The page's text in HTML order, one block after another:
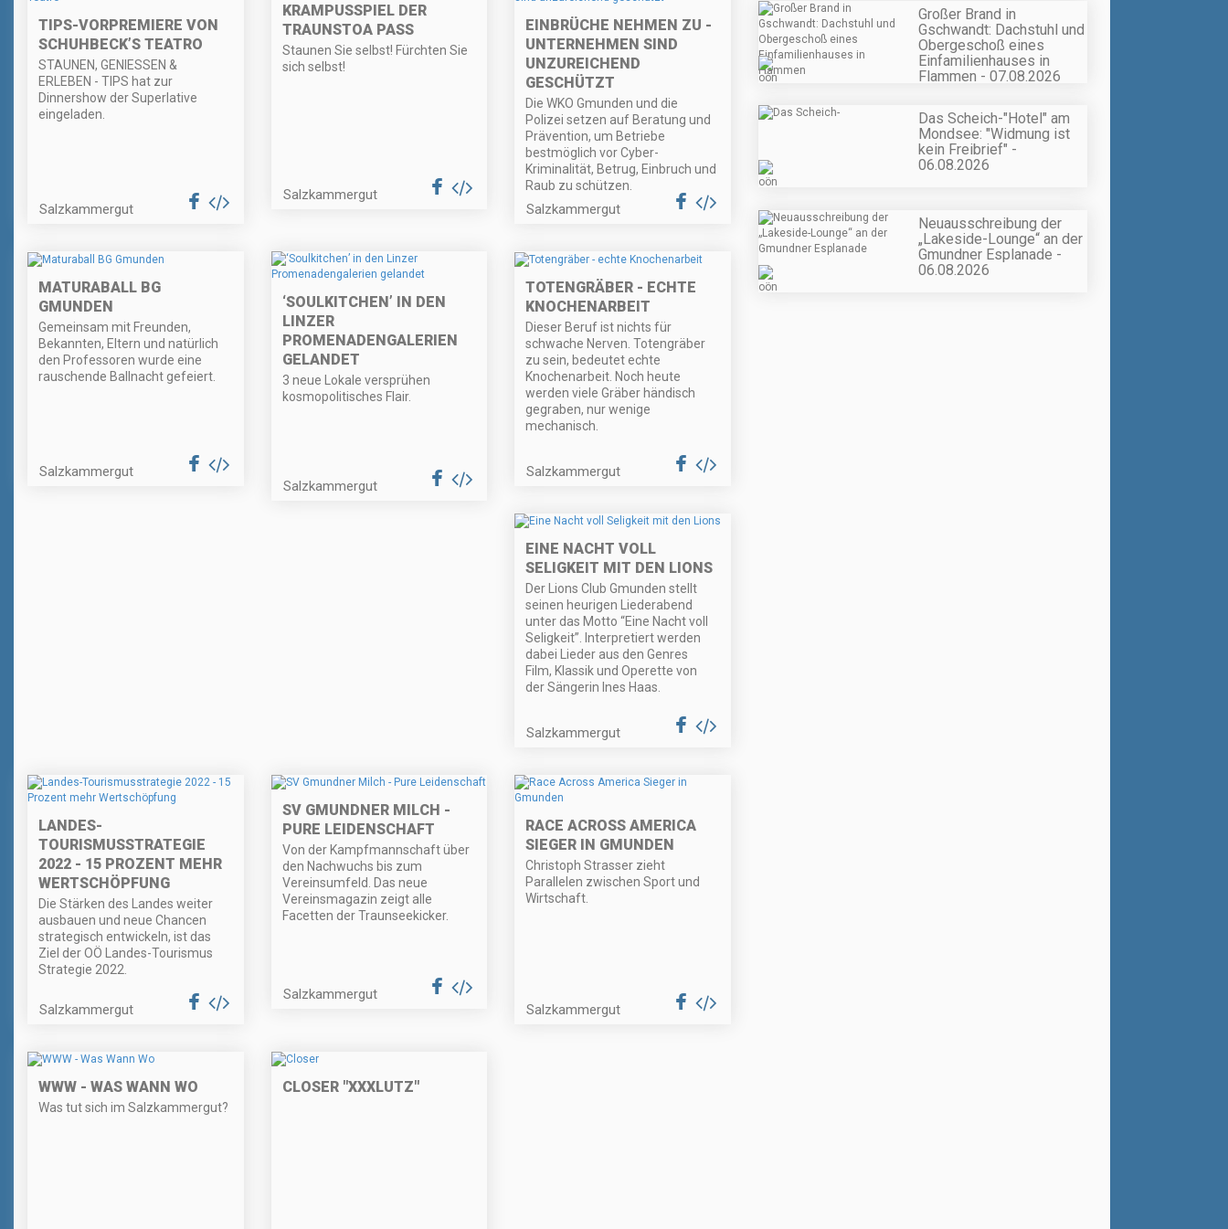
TIPS-VORPREMIERE VON
SCHUHBECK’S TEATRO
STAUNEN, GENIESSEN &
ERLEBEN - TIPS hat zur
Dinnershow der Superlative
eingeladen.
Salzkammergut
KRAMPUSSPIEL DER
TRAUNSTOA PASS
Staunen Sie selbst! Fürchten Sie
sich selbst!
Salzkammergut
EINBRÜCHE NEHMEN ZU -
UNTERNEHMEN SIND
UNZUREICHEND
GESCHÜTZT
Die WKO Gmunden und die
Polizei setzen auf Beratung und
Prävention, um Betriebe
bestmöglich vor Cyber-
Kriminalität, Betrug, Einbruch und
Raub zu schützen.
Salzkammergut
MATURABALL BG
GMUNDEN
Gemeinsam mit Freunden,
Bekannten, Eltern und natürlich
den Professoren wurde eine
rauschende Ballnacht gefeiert.
Salzkammergut
‘SOULKITCHEN’ IN DEN
LINZER
PROMENADENGALERIEN
GELANDET
3 neue Lokale versprühen
kosmopolitisches Flair.
Salzkammergut
TOTENGRÄBER - ECHTE
KNOCHENARBEIT
Dieser Beruf ist nichts für
schwache Nerven. Totengräber
zu sein, bedeutet echte
Knochenarbeit. Noch heute
werden viele Gräber händisch
gegraben, nur wenige
mechanisch.
Salzkammergut
EINE NACHT VOLL
SELIGKEIT MIT DEN LIONS
Der Lions Club Gmunden stellt
seinen heurigen Liederabend
unter das Motto “Eine Nacht voll
Seligkeit”. Interpretiert werden
dabei Lieder aus den Genres
Film, Klassik und Operette von
der Sängerin Ines Haas.
Salzkammergut
LANDES-
TOURISMUSSTRATEGIE
2022 - 15 PROZENT MEHR
WERTSCHÖPFUNG
Die Stärken des Landes weiter
ausbauen und neue Chancen
strategisch entwickeln, ist das
Ziel der OÖ Landes-Tourismus
Strategie 2022.
Salzkammergut
SV GMUNDNER MILCH -
PURE LEIDENSCHAFT
Von der Kampfmannschaft über
den Nachwuchs bis zum
Vereinsumfeld. Das neue
Vereinsmagazin zeigt alle
Facetten der Traunseekicker.
Salzkammergut
RACE ACROSS AMERICA
SIEGER IN GMUNDEN
Christoph Strasser zieht
Parallelen zwischen Sport und
Wirtschaft.
Salzkammergut
WWW - WAS WANN WO
Was tut sich im Salzkammergut?
CLOSER "XXXLUTZ"
Großer Brand in
Gschwandt: Dachstuhl und
Obergeschoß eines
Einfamilienhauses in
Flammen - 07.08.2026
Das Scheich-"Hotel" am
Mondsee: "Widmung ist
kein Freibrief" -
06.08.2026
Neuausschreibung der
„Lakeside-Lounge“ an der
Gmundner Esplanade -
06.08.2026